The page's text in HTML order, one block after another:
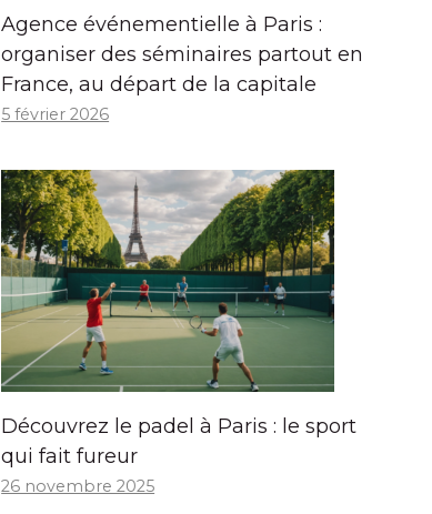
Agence événementielle à Paris :
organiser des séminaires partout en
France, au départ de la capitale
5 février 2026
Découvrez le padel à Paris : le sport
qui fait fureur
26 novembre 2025